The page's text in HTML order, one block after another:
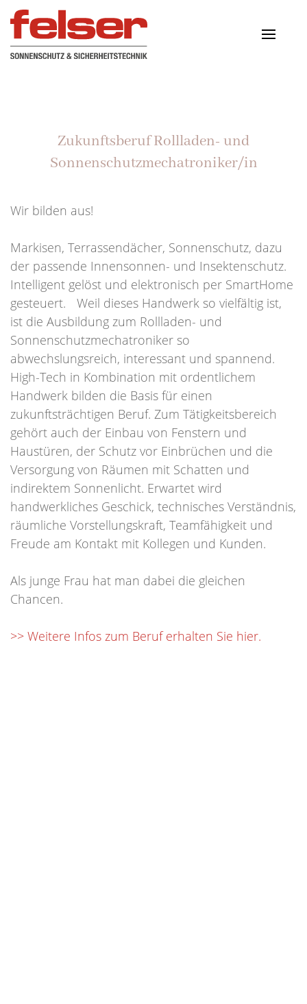
Zukunftsberuf Rollladen- und
Sonnenschutzmechatroniker/in
Wir bilden aus!
Markisen, Terrassendächer, Sonnenschutz, dazu
der passende Innensonnen- und Insektenschutz.
Intelligent gelöst und elektronisch per SmartHome
gesteuert. Weil dieses Handwerk so vielfältig ist,
ist die Ausbildung zum Rollladen- und
Sonnenschutzmechatroniker so
abwechslungsreich, interessant und spannend.
High-Tech in Kombination mit ordentlichem
Handwerk bilden die Basis für einen
zukunftsträchtigen Beruf. Zum Tätigkeitsbereich
gehört auch der Einbau von Fenstern und
Haustüren, der Schutz vor Einbrüchen und die
Versorgung von Räumen mit Schatten und
indirektem Sonnenlicht. Erwartet wird
handwerkliches Geschick, technisches Verständnis,
räumliche Vorstellungskraft, Teamfähigkeit und
Freude am Kontakt mit Kollegen und Kunden.
Als junge Frau hat man dabei die gleichen
Chancen.
>> Weitere Infos zum Beruf erhalten Sie hier.